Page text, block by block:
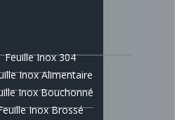
Feuille Inox 304
Inox Alimentaire
Inox Bouchonné
Inox Brossé